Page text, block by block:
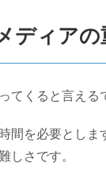
ディアの
くると言える
間を必要としま
さです。